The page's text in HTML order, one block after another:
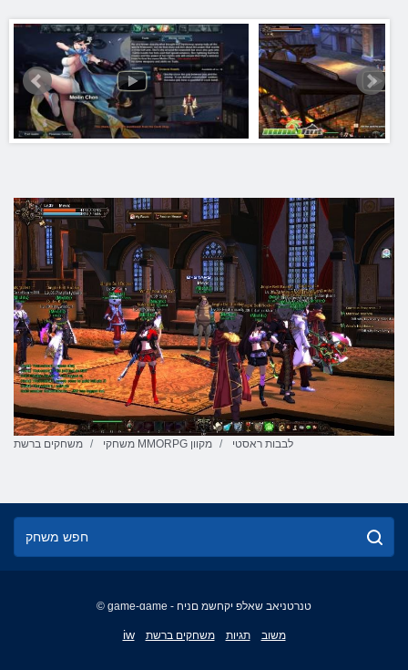
משחקים ברשת משחקי MMORPG מקוון לבבות ראסטי
© game-game - טנרטניאב שאלפ יקחשמ םניח
iw משחקים ברשת תגיות משוב